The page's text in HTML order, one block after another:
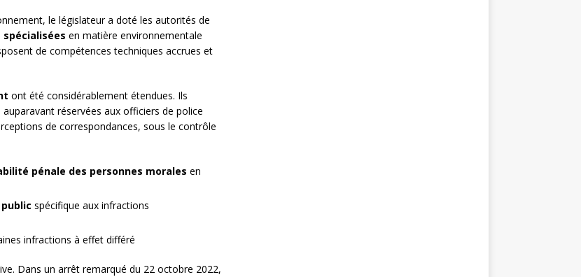
le législateur a doté les autorités de
en matière environnementale
de compétences techniques accrues et
ont été considérablement étendues. Ils
réservées aux officiers de police
de correspondances, sous le contrôle
pénale des personnes morales en
spécifique aux infractions
infractions à effet différé
Dans un arrêt remarqué du 22 octobre 2022,